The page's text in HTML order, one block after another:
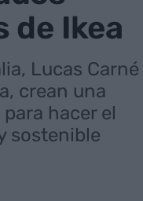
de Ikea
Lucas Carné
crean una
hacer el
sostenible